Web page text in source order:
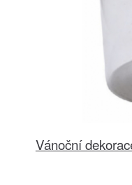
Vánoční